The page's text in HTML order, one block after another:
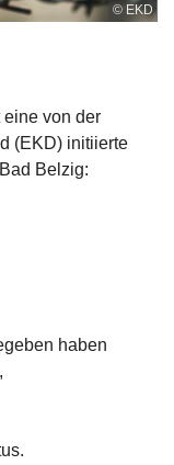
© EKD
eine von der
(EKD) initiierte
Belzig:
haben